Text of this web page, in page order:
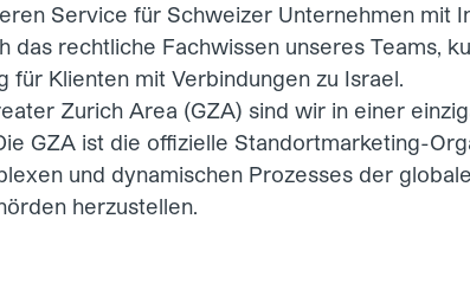
Service für Schweizer Unternehmen mit
das rechtliche Fachwissen unseres Teams,
für Klienten mit Verbindungen zu Israel.
Zurich Area (GZA) sind wir in einer
GZA ist die offizielle Standortmarketing-
und dynamischen Prozesses der
herzustellen.